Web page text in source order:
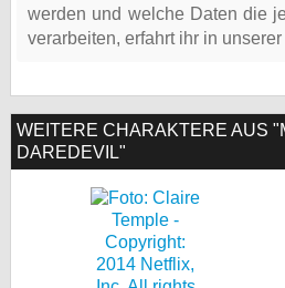
werden und welche Daten die
verarbeiten, erfahrt ihr in unserer
WEITERE CHARAKTERE AUS
DAREDEVIL"